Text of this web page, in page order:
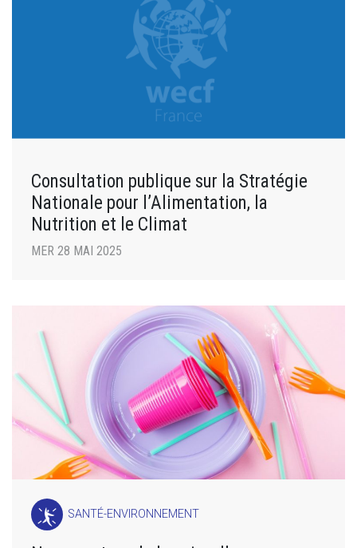
Consultation publique sur la Stratégie
Nationale pour l’Alimentation, la
Nutrition et le Climat
MER 28 MAI 2025
SANTÉ-ENVIRONNEMENT